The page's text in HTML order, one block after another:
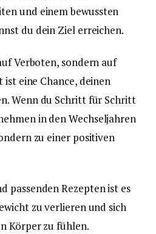
und einem bewussten
du dein Ziel erreichen.
Verboten, sondern auf
ist eine Chance, deinen
Wenn du Schritt für Schritt
in den Wechseljahren
zu einer positiven
passenden Rezepten ist es
zu verlieren und sich
Körper zu fühlen.